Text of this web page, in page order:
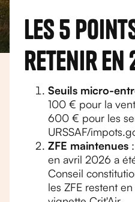
Les 5
retenir en
Seuils micro-
100 € pour la
600 € pour les
URSSAF/
ZFE maintenues
en avril 2026 a
Conseil
les ZFE restent